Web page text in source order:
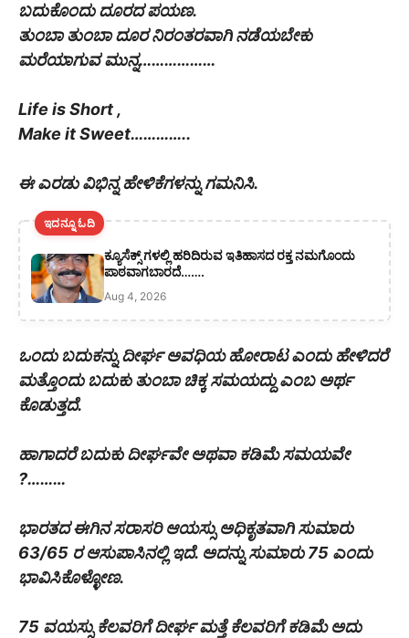
ಬದುಕೊಂದು ದೂರದ ಪಯಣ.
ತುಂಬಾ ತುಂಬಾ ದೂರ ನಿರಂತರವಾಗಿ ನಡೆಯಬೇಕು
ಮರೆಯಾಗುವ ಮುನ್ನ………………
Life is Short ,
Make it Sweet…………..
ಈ ಎರಡು ವಿಭಿನ್ನ ಹೇಳಿಕೆಗಳನ್ನು ಗಮನಿಸಿ.
ಇದನ್ನೂ ಓದಿ
ಕ್ಯೂಸೆಕ್ಸ್ ಗಳಲ್ಲಿ ಹರಿದಿರುವ ಇತಿಹಾಸದ ರಕ್ತ ನಮಗೊಂದು
ಪಾಠವಾಗಬಾರದೆ…….
Aug 4, 2026
ಒಂದು ಬದುಕನ್ನು ದೀರ್ಘ ಅವಧಿಯ ಹೋರಾಟ ಎಂದು ಹೇಳಿದರೆ
ಮತ್ತೊಂದು ಬದುಕು ತುಂಬಾ ಚಿಕ್ಕ ಸಮಯದ್ದು ಎಂಬ ಅರ್ಥ
ಕೊಡುತ್ತದೆ.
ಹಾಗಾದರೆ ಬದುಕು ದೀರ್ಘವೇ ಅಥವಾ ಕಡಿಮೆ ಸಮಯವೇ
?………
ಭಾರತದ ಈಗಿನ ಸರಾಸರಿ ಆಯಸ್ಸು ಅಧಿಕೃತವಾಗಿ ಸುಮಾರು
63/65 ರ ಆಸುಪಾಸಿನಲ್ಲಿ ಇದೆ. ಅದನ್ನು ಸುಮಾರು 75 ಎಂದು
ಭಾವಿಸಿಕೊಳ್ಳೋಣ.
75 ವಯಸ್ಸು ಕೆಲವರಿಗೆ ದೀರ್ಘ ಮತ್ತೆ ಕೆಲವರಿಗೆ ಕಡಿಮೆ ಅದು